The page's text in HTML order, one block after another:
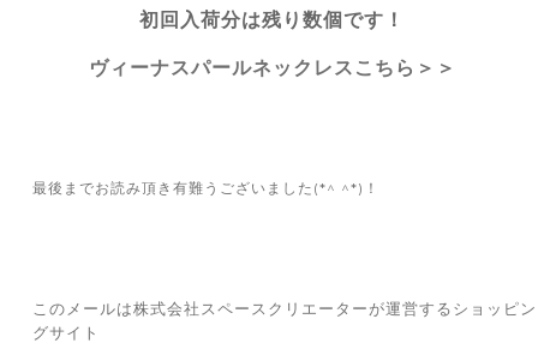
初回入荷分は残り数個です！
ヴィーナスパールネックレスこちら＞＞
最後までお読み頂き有難うございました(*^ ^*)！
このメールは株式会社スペースクリエーターが運営するショッピン
グサイト